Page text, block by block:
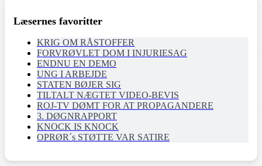
Læsernes favoritter
KRIG OM RÅSTOFFER
FORVRØVLET DOM I INJURIESAG
ENDNU EN DEMO
UNG I ARBEJDE
STATEN BØJER SIG
TILTALT NÆGTET VIDEO-BEVIS
ROJ-TV DØMT FOR AT PROPAGANDERE
3. DØGNRAPPORT
KNOCK IS KNOCK
OPRØR´s STØTTE VAR SATIRE